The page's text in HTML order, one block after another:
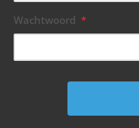
Wachtwoord *